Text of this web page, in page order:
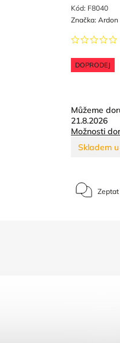
Kód: F8040
DOPRODEJ
Značka: Ardon
Můžeme
21.8.2026
Možnosti
Skladem
Zeptat